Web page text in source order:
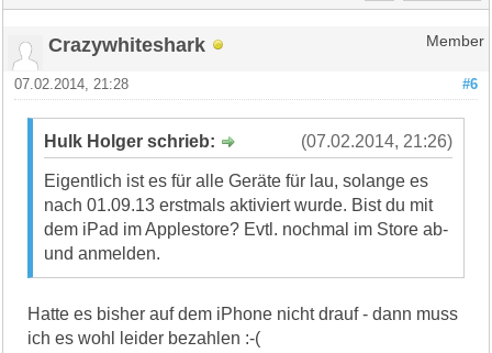
Crazywhiteshark Member
#6
07.02.2014, 21:28
(07.02.2014, 21:26)
Hulk Holger schrieb:
Eigentlich ist es für alle Geräte für lau, solange es
nach 01.09.13 erstmals aktiviert wurde. Bist du mit
dem iPad im Applestore? Evtl. nochmal im Store ab-
und anmelden.
Hatte es bisher auf dem iPhone nicht drauf - dann muss
ich es wohl leider bezahlen :-(